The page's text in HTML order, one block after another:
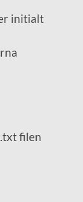
initialt
filen